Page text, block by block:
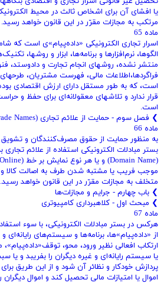
یا افشای آن برای اشخاص ثالث در محیط
مرتکب به مجازات مقرّر در این قانون خواهد رسید.
ماده 65
اسرار تجاری الکترونیکی «داده‌پیام»ی است که
الگوها، نرم‌افزارها و برنامه‌ها، ابزار و روشها،
منتشر نشده، روشهای انجام تجارت و دادوستد،
فراگردها،اطلاعات مالی، فهرست مشتریان، طرحهای
است، که به طور مستقل دارای ارزش اقتصادی
قرار ندارد و تلاشهای معقولانه‌ای برای حفظ و
است.
❯ ‌فصل سوم - حمایت از علائم تجاری (Trade Names)
ماده 66
به منظور حمایت از حقوق مصرف‌کنندگان و
بستر مبادلات الکترونیکی استفاده از علائم
موجب فریب یا مشتبه شدن طرف به اصالت کالا
متخلف به مجازات مقرّر در این قانون خواهد رسید.
❯ ‌باب چهارم - جرایم و مجازات‌ها
❯ ‌مبحث اول - کلاهبرداری کامپیوتری
ماده 67
هرکس در بستر مبادلات الکترونیکی، با سوء
از «داده‌پیام»ها، برنامه‌ها و سیستم‌های رایانه‌ای و
ارتکاب افعالی نظیر ورود، محو، توقف«داده‌پیام»،
یا سیستم رایانه‌ای و غیره دیگران را بفریبد و
پردازش خودکار و نظائر آن شود و از این طریق
اموال یا امتیازات مالی تحصیل کند و اموال